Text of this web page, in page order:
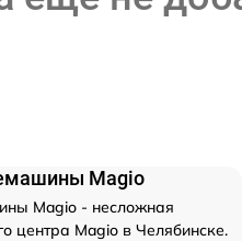
Magio
Magio - несложная
центра Magio в Челябинске.